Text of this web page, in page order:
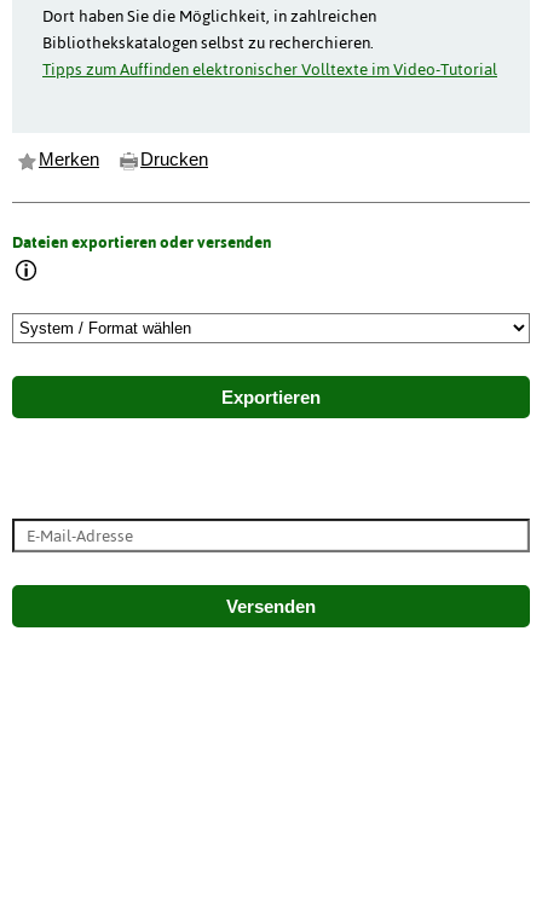
Dort haben Sie die Möglichkeit, in zahlreichen
Bibliothekskatalogen selbst zu recherchieren.
Tipps zum Auffinden elektronischer Volltexte im Video-Tutorial
Merken Drucken
Dateien exportieren oder versenden
Exportieren
Versenden